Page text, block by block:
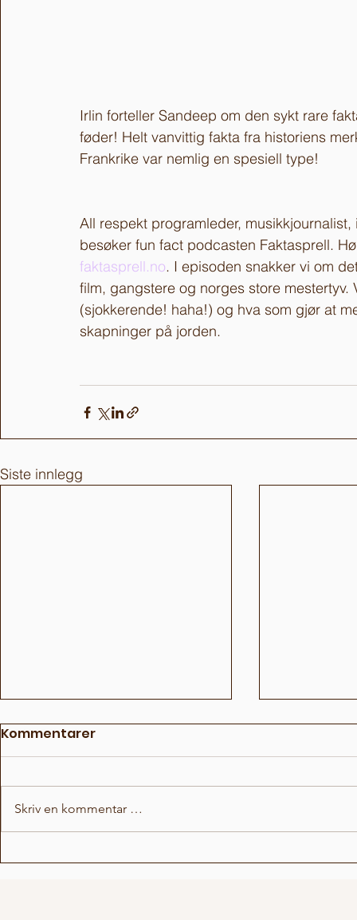
Irlin forteller Sandeep om den sykt rare
føder! Helt vanvittig fakta fra historiens
Frankrike var nemlig en spesiell type!
All respekt programleder,
besøker fun fact podcasten Faktasprell.
faktasprell.no. I episoden snakker vi om
film, gangstere og norges store
(sjokkerende! haha!) og hva som gjør at
skapninger på jorden.
Siste innlegg
Fun Fact Battle
Fun Facts
Kommentarer
Skriv en kommentar …